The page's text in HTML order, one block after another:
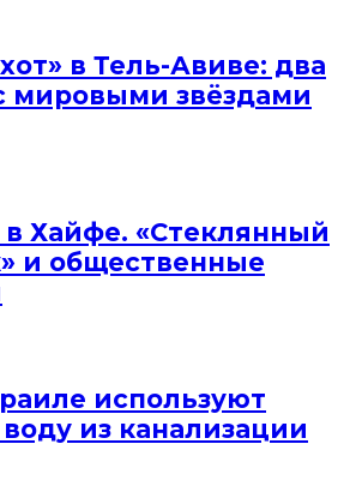
в Тель-Авиве: два
мировыми звёздами
Хайфе. «Стеклянный
и общественные
используют
из канализации